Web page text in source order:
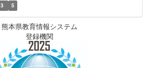
3 5
熊本県教育情報システム
登録機関